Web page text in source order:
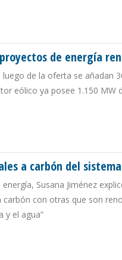
de energía
luego de la oferta se añadan
eólico ya posee 1.150 MW
a carbón del
Susana Jiménez
carbón con otras que son
y el agua”